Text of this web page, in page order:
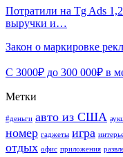
Потратили на Tg Ads
выручки и…
Закон о маркировке
С 3000₽ до 300 000₽ в
Метки
#деньги авто из США
номер гаджеты игра
отдых офис приложения